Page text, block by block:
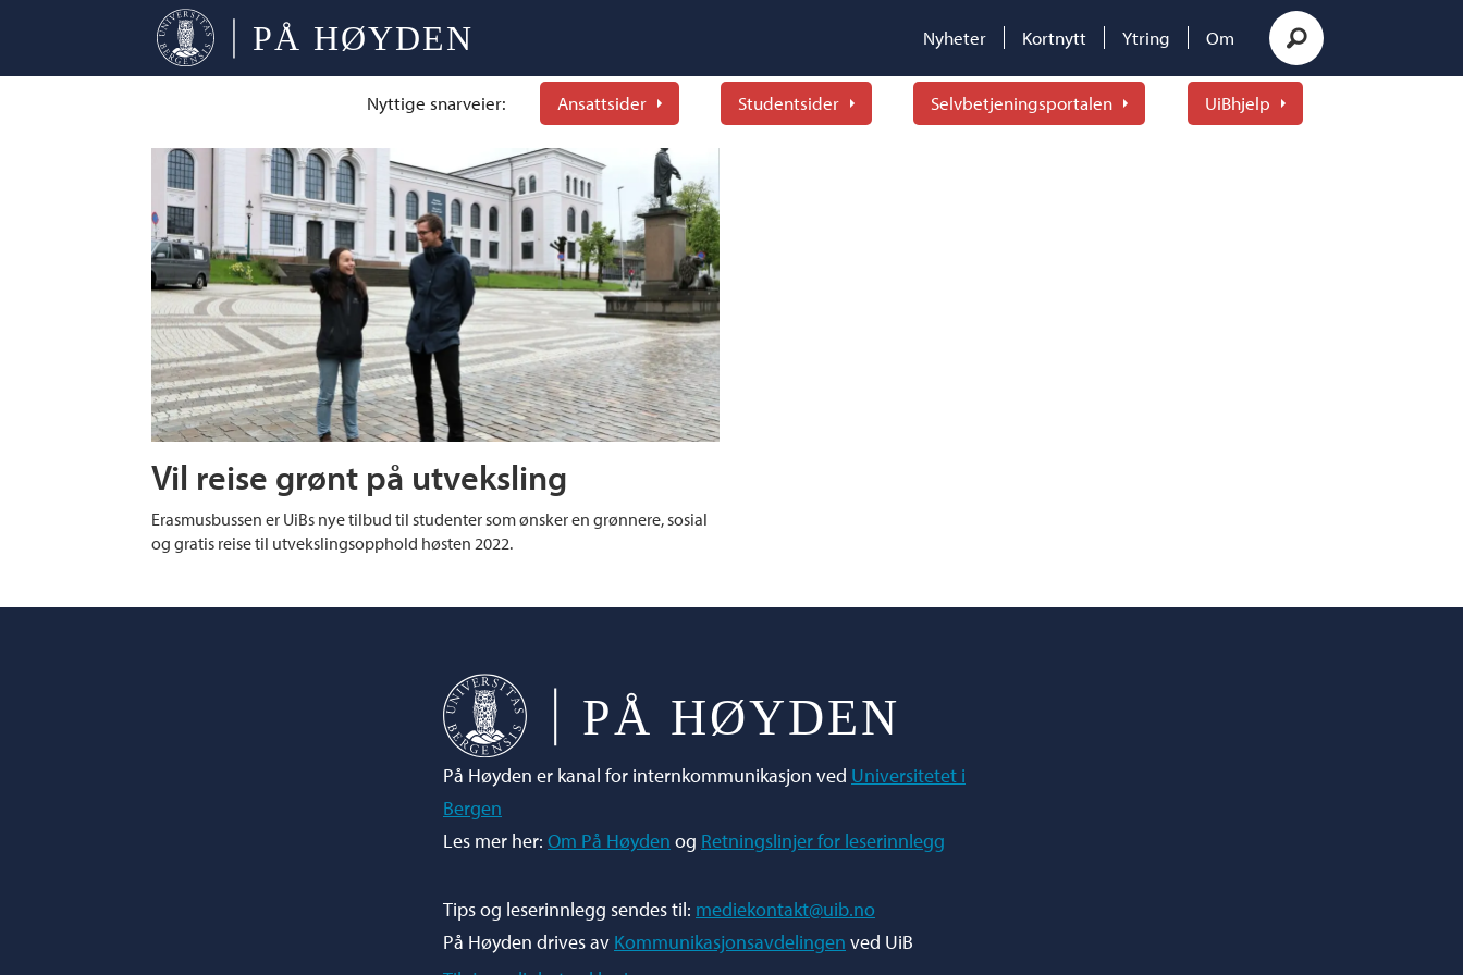
Nyheter Kortnytt Ytring Om
Nyttige snarveier: Ansattsider Studentsider Selvbetjeningsportalen UiBhjelp
erasmusbussen
Vil reise grønt på utveksling
Erasmusbussen er UiBs nye tilbud til studenter som ønsker en grønnere, sosial
og gratis reise til utvekslingsopphold høsten 2022.
På Høyden er kanal for internkommunikasjon ved Universitetet i
Bergen
Les mer her: Om På Høyden og Retningslinjer for leserinnlegg
Tips og leserinnlegg sendes til: mediekontakt@uib.no
På Høyden drives av Kommunikasjonsavdelingen ved UiB